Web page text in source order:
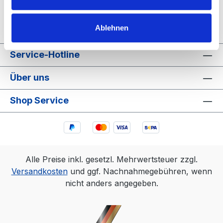
Ablehnen
Service-Hotline
Über uns
Shop Service
Alle Preise inkl. gesetzl. Mehrwertsteuer zzgl.
Versandkostenund ggf. Nachnahmegebühren, wenn
nicht anders angegeben.